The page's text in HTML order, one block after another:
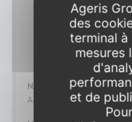
L’évaluation de la
place par l’équipe
et permettra de
bénéficiaires quant à
pédagogiques et de
bien répondu aux
NATURE
Actions de formation.
Ageris
des
terminal
mesures
et de